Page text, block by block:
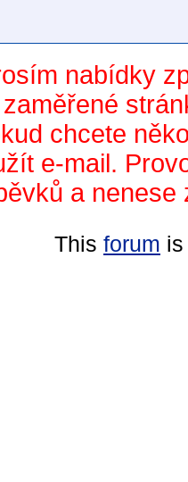
nabídky
chcete
e-mail.
a nenese
This forum